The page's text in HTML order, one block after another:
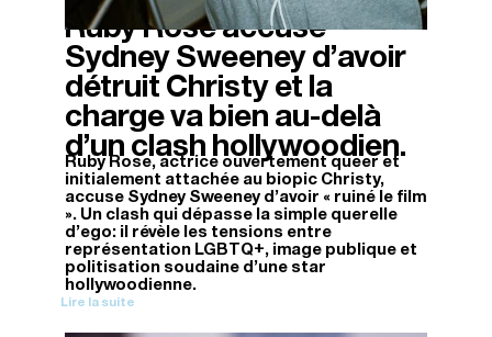
13/11/2025
Ruby Rose accuse
Sydney Sweeney d’avoir
détruit Christy et la
charge va bien au-delà
d’un clash hollywoodien.
Ruby Rose, actrice ouvertement queer et
initialement attachée au biopic Christy,
accuse Sydney Sweeney d'avoir « ruiné le film
». Un clash qui dépasse la simple querelle
d'ego: il révèle les tensions entre
représentation LGBTQ+, image publique et
politisation soudaine d'une star
hollywoodienne.
Lire la suite